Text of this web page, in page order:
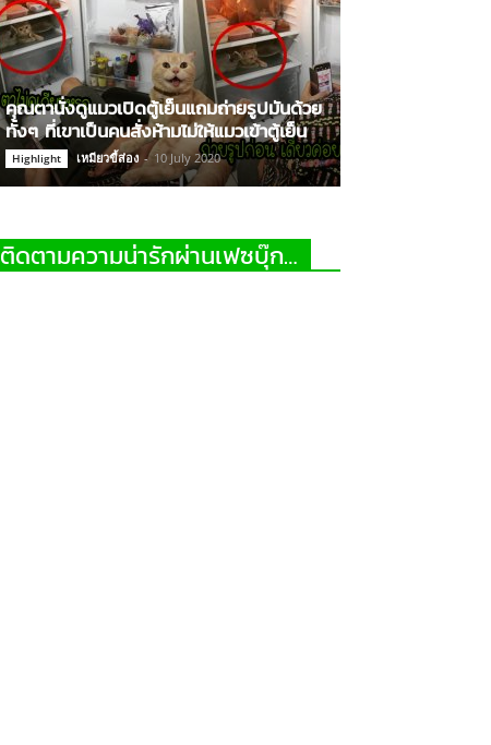
คุณตานั่งดูแมวเปิดตู้เย็นแถมถ่ายรูปมันด้วย
ทั้งๆ ที่เขาเป็นคนสั่งห้ามไม่ให้แมวเข้าตู้เย็น
Highlight เหมียวขี้ส่อง - 10 July 2020
ติดตามความน่ารักผ่านเฟซบุ๊ก…